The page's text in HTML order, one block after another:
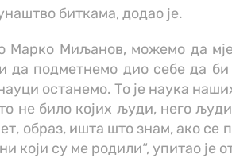
биткамa, додао је.
Марко Миљанов, можемо да
да подметнемо дио себе да
останемо. То је наука
не било којих људи, него
образ, ишта што знам, ако се
који су ме родили“, упитао је